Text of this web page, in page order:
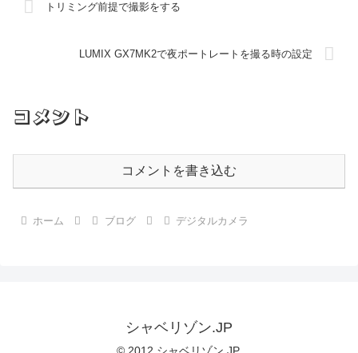
トリミング前提で撮影をする
LUMIX GX7MK2で夜ポートレートを撮る時の設定
コメント
コメントを書き込む
ホーム ブログ デジタルカメラ
シャベリゾン.JP